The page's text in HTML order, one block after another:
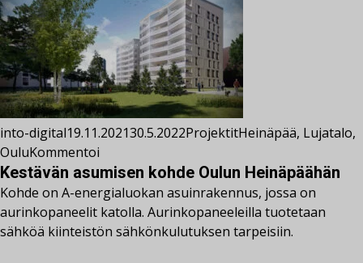
into-digital19.11.202130.5.2022ProjektitHeinäpää, Lujatalo,
OuluKommentoi
Kestävän asumisen kohde Oulun Heinäpäähän
Kohde on A-energialuokan asuinrakennus, jossa on
aurinkopaneelit katolla. Aurinkopaneeleilla tuotetaan
sähköä kiinteistön sähkönkulutuksen tarpeisiin.